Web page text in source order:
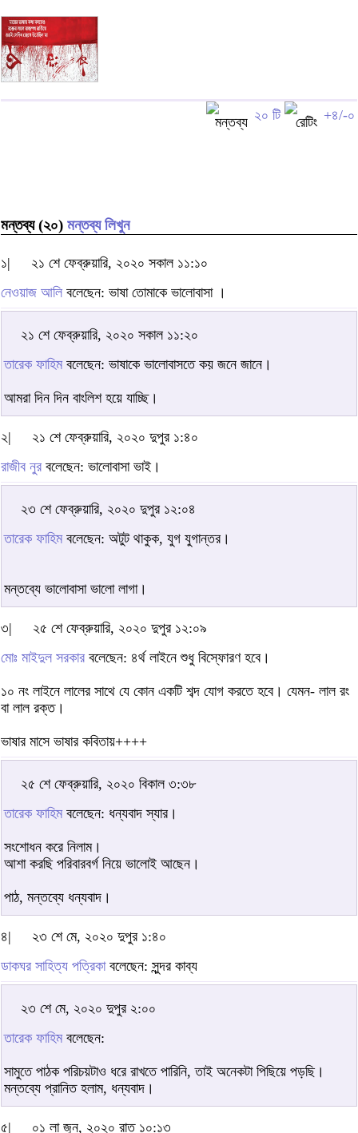
২০ টি +৪/-০
মন্তব্য (২০) মন্তব্য লিখুন
১|
২১ শে ফেব্রুয়ারি, ২০২০ সকাল ১১:১০
নেওয়াজ আলি বলেছেন: ভাষা তোমাকে ভালোবাসা ।
২১ শে ফেব্রুয়ারি, ২০২০ সকাল ১১:২০
তারেক ফাহিমবলেছেন: ভাষাকে ভালোবাসতে কয় জনে জানে।
আমরা দিন দিন বাংলিশ হয়ে যাচ্ছি।
২|
২১ শে ফেব্রুয়ারি, ২০২০ দুপুর ১:৪০
রাজীব নুর বলেছেন: ভালোবাসা ভাই।
২৩ শে ফেব্রুয়ারি, ২০২০ দুপুর ১২:০৪
তারেক ফাহিমবলেছেন: অটুট থাকুক, যুগ যুগান্তর।
মন্তব্যে ভালোবাসা ভালো লাগা।
৩|
২৫ শে ফেব্রুয়ারি, ২০২০ দুপুর ১২:০৯
মোঃ মাইদুল সরকার বলেছেন: ৪র্থ লাইনে শুধু বিস্ফোরণ হবে।
১০ নং লাইনে লালের সাথে যে কোন একটি শব্দ যোগ করতে হবে। যেমন- লাল রং
বা লাল রক্ত।
ভাষার মাসে ভাষার কবিতায়++++
২৫ শে ফেব্রুয়ারি, ২০২০ বিকাল ৩:৩৮
তারেক ফাহিমবলেছেন: ধন্যবাদ স্যার।
সংশোধন করে নিলাম।
আশা করছি পরিবারবর্গ নিয়ে ভালোই আছেন।
পাঠ, মন্তব্যে ধন্যবাদ।
৪|
২৩ শে মে, ২০২০ দুপুর ১:৪০
ডাকঘর সাহিত্য পত্রিকাবলেছেন: সুন্দর কাব্য
২৩ শে মে, ২০২০ দুপুর ২:০০
তারেক ফাহিমবলেছেন:
সামুতে পাঠক পরিচয়টাও ধরে রাখতে পারিনি, তাই অনেকটা পিছিয়ে পড়ছি।
মন্তব্যে প্রানিত হলাম, ধন্যবাদ।
৫| ০১ লা জুন, ২০২০ রাত ১০:১৩